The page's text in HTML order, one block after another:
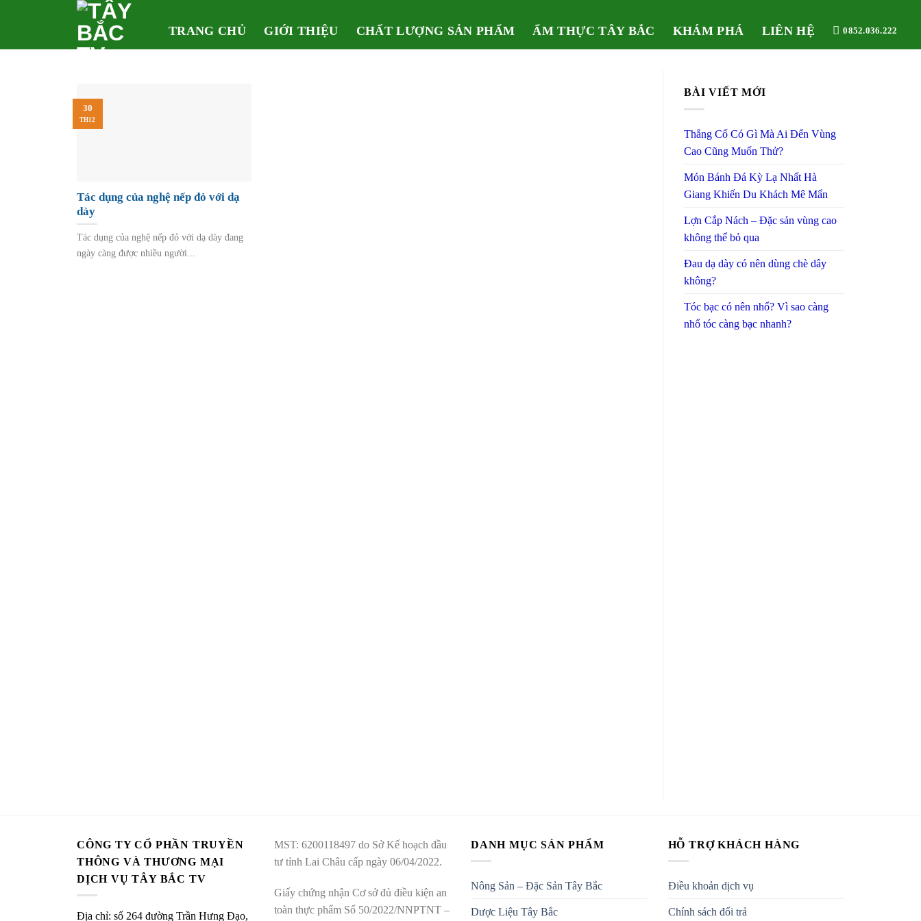
TRANG CHỦ GIỚI THIỆU CHẤT LƯỢNG SẢN PHẨM ẨM THỰC TÂY BẮC KHÁM PHÁ LIÊN HỆ 0852.036.222
Tác dụng của nghệ nếp đỏ với dạ
dày
Tác dụng của nghệ nếp đỏ với dạ dày đang
ngày càng được nhiều người...
30
TH12
BÀI VIẾT MỚI
Thắng Cố Có Gì Mà Ai Đến Vùng
Cao Cũng Muốn Thử?
Món Bánh Đá Kỳ Lạ Nhất Hà
Giang Khiến Du Khách Mê Mẩn
Lợn Cắp Nách – Đặc sản vùng cao
không thể bỏ qua
Đau dạ dày có nên dùng chè dây
không?
Tóc bạc có nên nhổ? Vì sao càng
nhổ tóc càng bạc nhanh?
CÔNG TY CỔ PHẦN TRUYỀN
THÔNG VÀ THƯƠNG MẠI
DỊCH VỤ TÂY BẮC TV
Địa chỉ: số 264 đường Trần Hưng Đạo,
MST: 6200118497 do Sở Kế hoạch đầu
tư tỉnh Lai Châu cấp ngày 06/04/2022.
Giấy chứng nhận Cơ sở đủ điều kiện an
toàn thực phẩm Số 50/2022/NNPTNT –
DANH MỤC SẢN PHẨM
Nông Sản – Đặc Sản Tây Bắc
Dược Liệu Tây Bắc
HỖ TRỢ KHÁCH HÀNG
Điều khoản dịch vụ
Chính sách đổi trả